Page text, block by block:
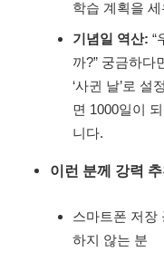
학습 계획을
기념일 역산: “
까?” 궁금하다
‘사귄 날’로 설
면 1000일이
니다.
이런 분께 강력
스마트폰 저장
하지 않는 분